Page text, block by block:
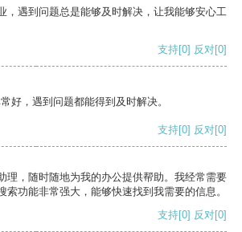
，遇到问题总是能够及时解决，让我能够安心工
支持[0] 反对[0]
好，遇到问题都能得到及时解决。
支持[0] 反对[0]
理，随时随地为我的办公提供帮助。我经常需要
索功能非常强大，能够快速找到我需要的信息。
支持[0] 反对[0]